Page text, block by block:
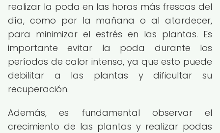
realizar la poda en las horas más frescas del
día, como por la mañana o al atardecer,
para minimizar el estrés en las plantas. Es
importante evitar la poda durante los
períodos de calor intenso, ya que esto puede
debilitar a las plantas y dificultar su
recuperación.
Además, es fundamental observar el
crecimiento de las plantas y realizar podas